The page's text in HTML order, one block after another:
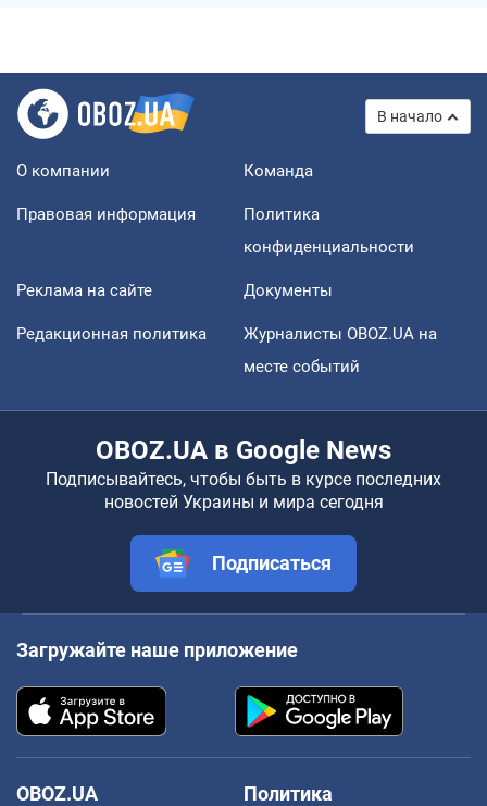
В начало
О компании Команда
Правовая информация
Политика
конфиденциальности
Реклама на сайте Документы
Редакционная политика
Журналисты OBOZ.UA на
месте событий
OBOZ.UA в Google News
Подписывайтесь, чтобы быть в курсе последних
новостей Украины и мира сегодня
Подписаться
Загружайте наше приложение
OBOZ.UA
Политика